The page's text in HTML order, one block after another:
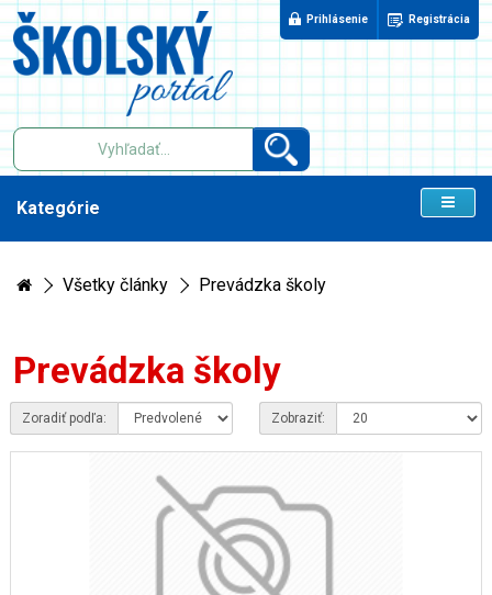
Prihlásenie Registrácia
Kategórie
Všetky články Prevádzka školy
Prevádzka školy
Zoradiť podľa: Zobraziť: